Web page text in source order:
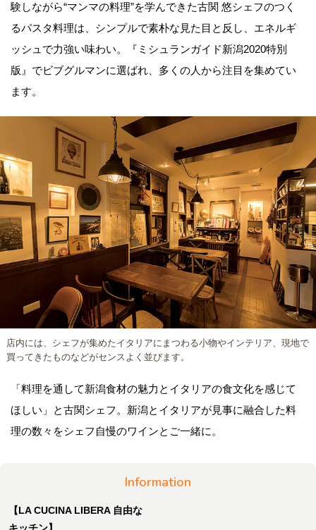
験しながら“マンマの料理”を学んできた古関 悠シェフのつく
るパスタ料理は、シンプルで素朴な見た目と反し、エネルギ
ッシュで力強い味わい。『ミシュランガイド新潟2020特別
版』でビブグルマンに選ばれ、多くの人から注目を集めてい
ます。
店内には、シェフが集めたイタリアにまつわる小物やインテリア、現地で
買ってきたものなどがセンスよく並びます。
「料理を通して新潟食材の魅力とイタリアの食文化を感じて
ほしい」と古関シェフ。新潟とイタリアが見事に融合した料
理の数々をシェフ自慢のワインとご一緒に。
Information
【LA CUCINA LIBERA 自由な